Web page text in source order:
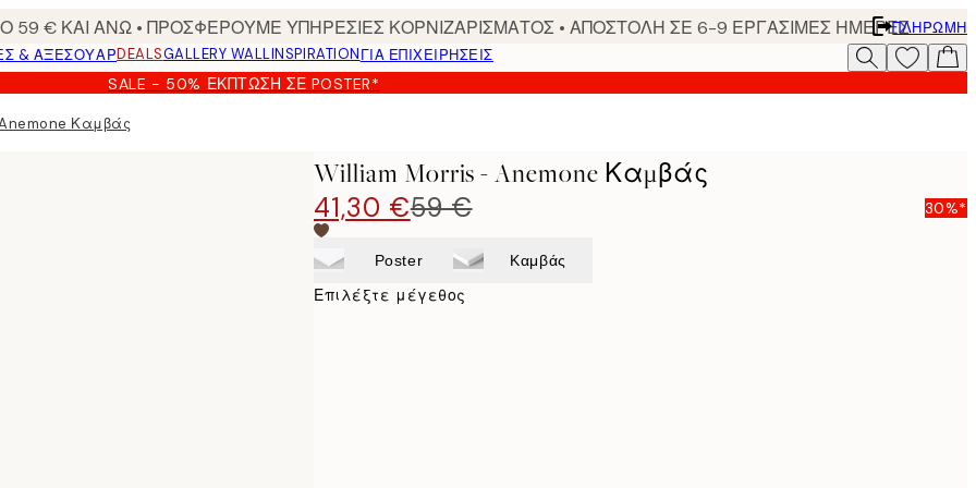
€ ΚΑΙ ΑΝΩ • ΠΡΟΣΦΕΡΟΥΜΕ ΥΠΗΡΕΣΙΕΣ ΚΟΡΝΙΖΑΡΙΣΜΑΤΟΣ • ΑΠΟΣΤΟΛΗ ΣΕ 6-9 ΕΡΓΑΣΙΜΕΣ ΗΜΕΡΕΣΠΛΗΡΩΜΉ
& ΑΞΕΣΟΥΆΡDEALSGALLERY WALLINSPIRATIONΓΙΑ ΕΠΙΧΕΙΡΗΣΕΙΣ
SALE - 50% ΈΚΠΤΩΣΗ ΣΕ POSTER*
Καμβάς
William Morris - Anemone Καμβάς
41,30 €59 € 30%*
Poster Καμβάς
Επιλέξτε μέγεθος